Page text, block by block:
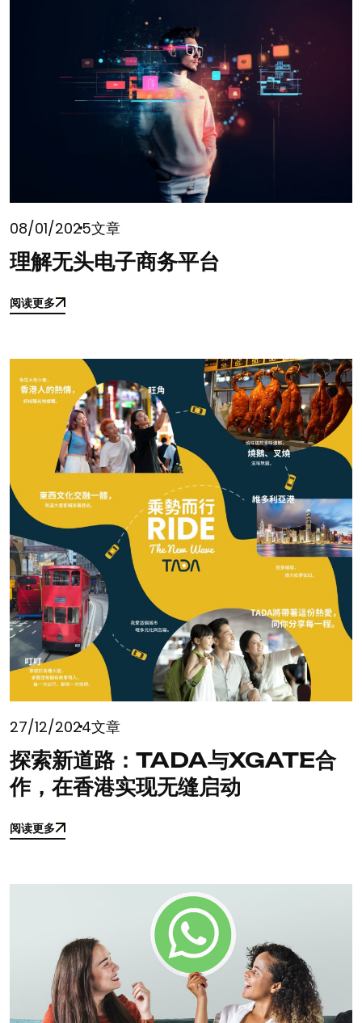
08/01/2025文章
理解无头电子商务平台
阅读更多
阅读更多
27/12/2024文章
探索新道路：TADA与XGATE合
作，在香港实现无缝启动
阅读更多
阅读更多